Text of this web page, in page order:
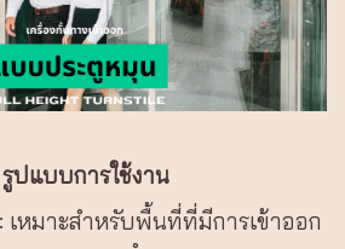
ปแบบการใช้งาน
หมาะสำหรับพื้นที่ที่มีการเข้าออก